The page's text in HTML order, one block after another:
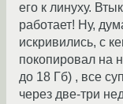
его к линуху.
работает! Ну,
искривились, с
покопировал на
до 18 Гб) , все
через две-три